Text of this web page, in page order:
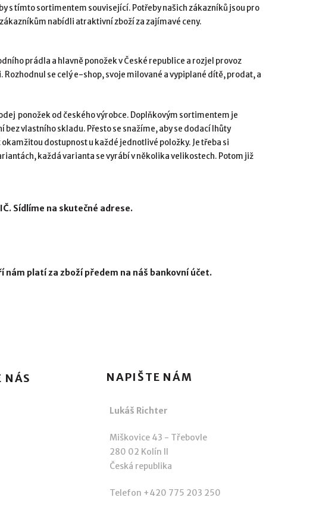
s tímto sortimentem související. Potřeby našich zákazníků jsou pro
nabídli atraktivní zboží za zajímavé ceny.
prádla a hlavně ponožek v České republice a rozjel provoz
se celý e-shop, svoje milované a vypiplané dítě, prodat, a
ponožek od českého výrobce. Doplňkovým sortimentem je
vlastního skladu. Přesto se snažíme, aby se dodací lhůty
dostupnost u každé jednotlivé položky. Je třeba si
každá varianta se vyrábí v několika velikostech. Potom již
Sídlíme na skutečné adrese.
platí za zboží předem na náš bankovní účet.
NÁS NAPIŠTE NÁM
Lukáš Richter
Miškovice 43 - Třebovle
280 02 Kolín II
Česká republika
Telefon +420 775 203 250